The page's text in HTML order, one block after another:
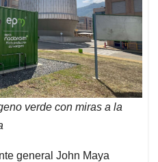
verde con miras a la
general John Maya